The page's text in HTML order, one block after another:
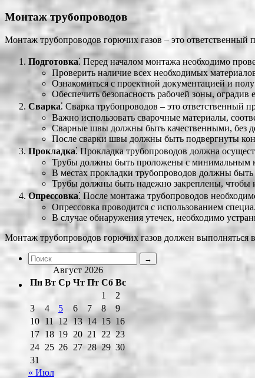
Монтаж трубопроводов
Монтаж трубопроводов горючих газов – это ответственный
Подготовка⁚ Перед началом монтажа необходимо
Проверить наличие всех необходимых
Ознакомиться с проектной документацией и
Обеспечить безопасность рабочей зоны,
Сварка⁚ Сварка трубопроводов – это ответственный
Важно использовать сварочные материалы,
Сварные швы должны быть качественными, без
После сварки швы должны быть подвергнуты
Прокладка⁚ Прокладка трубопроводов должна
Трубы должны быть проложены с минимальным
В местах прокладки трубопроводов должны
Трубы должны быть надежно закреплены, чтобы
Опрессовка⁚ После монтажа трубопроводов
Опрессовка проводится с использованием
В случае обнаружения утечек, необходимо
Монтаж трубопроводов горючих газов должен
Август 2026
Пн Вт Ср Чт Пт Сб Вс
1
2
3
4 5 6 7 8
9
10 11 12 13 14 15 16
17 18 19 20 21 22 23
24 25 26 27 28 29 30
31
« Июл